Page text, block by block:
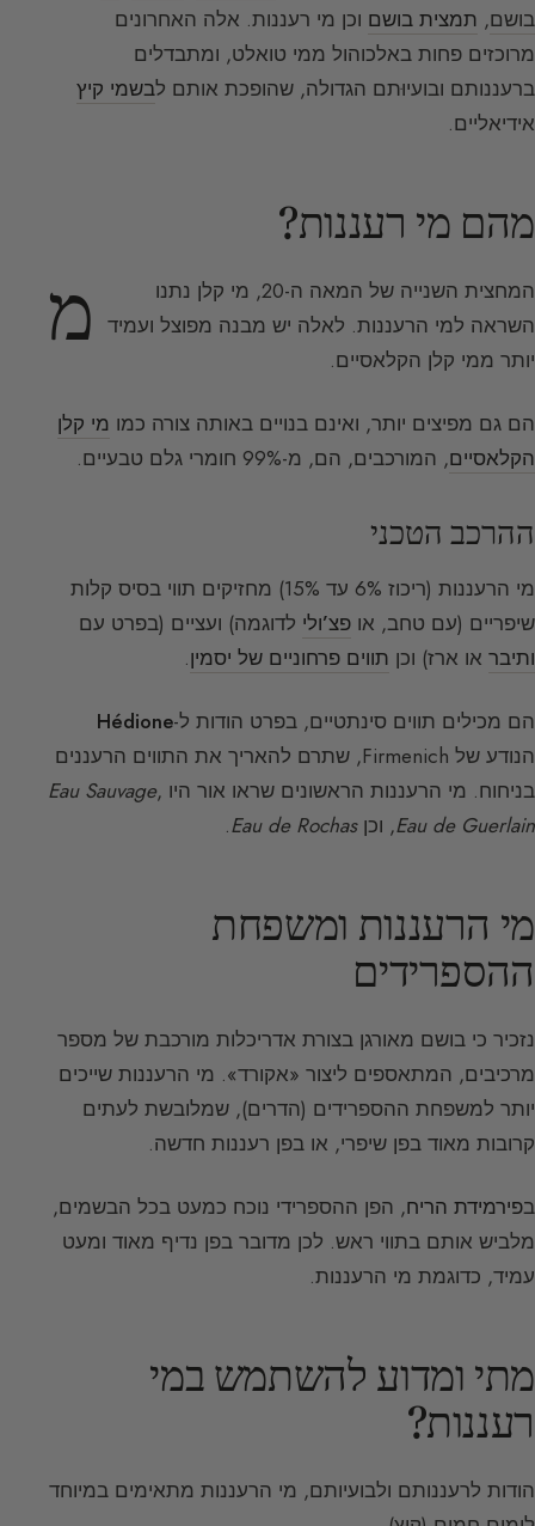
בושם, תמצית בושם וכן מי רעננות. אלה האחרונים
מרוכזים פחות באלכוהול ממי טואלט, ומתבדלים
ברעננותם ובועיוּתם הגדולה, שהופכת אותם לבשמי קיץ
אידיאליים.
מהם מי רעננות?
מ
המחצית השנייה של המאה ה-20, מי קלן נתנו
השראה למי הרעננות. לאלה יש מבנה מפוצל ועמיד
יותר ממי קלן הקלאסיים.
הם גם מפיצים יותר, ואינם בנויים באותה צורה כמו מי קלן
הקלאסיים, המורכבים, הם, מ-99% חומרי גלם טבעיים.
ההרכב הטכני
מי הרעננות (ריכוז 6% עד 15%) מחזיקים תווי בסיס קלות
שיפריים (עם טחב, או פצ’ולי לדוגמה) ועציים (בפרט עם
ותיבר או ארז) וכן תווים פרחוניים של יסמין.
הם מכילים תווים סינתטיים, בפרט הודות ל-Hédione
הנודע של Firmenich, שתרם להאריך את התווים הרעננים
בניחוח. מי הרעננות הראשונים שראו אור היו Eau Sauvage,
Eau de Guerlain, וכןEau de Rochas
.
מי הרעננות ומשפחת
ההספרידים
נזכיר כי בושם מאורגן בצורת אדריכלות מורכבת של מספר
מרכיבים, המתאספים ליצור «אקורד». מי הרעננות שייכים
יותר למשפחת ההספרידים (הדרים), שמלובשת לעתים
קרובות מאוד בפן שיפרי, או בפן רעננות חדשה.
בפירמידת הריח, הפן ההספרידי נוכח כמעט בכל הבשמים,
מלביש אותם בתווי ראש. לכן מדובר בפן נדיף מאוד ומעט
עמיד, כדוגמת מי הרעננות.
מתי ומדוע להשתמש במי
רעננות?
הודות לרעננותם ולבועיותם, מי הרעננות מתאימים במיוחד